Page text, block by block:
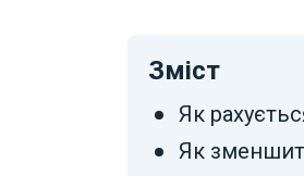
Зміст
Як
Як